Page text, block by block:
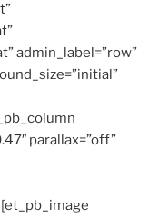
admin_label=”row”
parallax=”off”